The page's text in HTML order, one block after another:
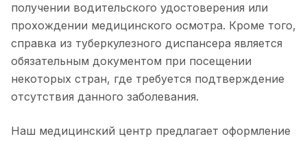
получении водительского удостоверения или
прохождении медицинского осмотра. Кроме того,
справка из туберкулезного диспансера является
обязательным документом при посещении
некоторых стран, где требуется подтверждение
отсутствия данного заболевания.
Наш медицинский центр предлагает оформление